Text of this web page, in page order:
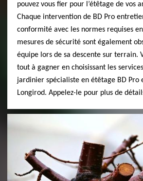
pouvez vous fier pour l’étêtage de vos
Chaque intervention de BD Pro
conformité avec les normes requises
mesures de sécurité sont également
équipe lors de sa descente sur terrain.
tout à gagner en choisissant les
jardinier spécialiste en étêtage BD Pro
Longirod. Appelez-le pour plus de